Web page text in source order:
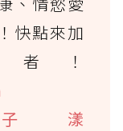
快點來加
！
漾